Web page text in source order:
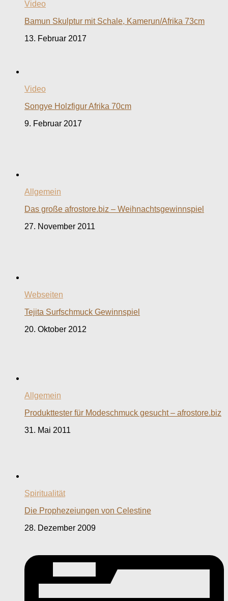
Video
Bamun Skulptur mit Schale, Kamerun/Afrika 73cm
13. Februar 2017
Video
Songye Holzfigur Afrika 70cm
9. Februar 2017
Allgemein
Das große afrostore.biz – Weihnachtsgewinnspiel
27. November 2011
Webseiten
Tejita Surfschmuck Gewinnspiel
20. Oktober 2012
Allgemein
Produkttester für Modeschmuck gesucht – afrostore.biz
31. Mai 2011
Spiritualität
Die Prophezeiungen von Celestine
28. Dezember 2009